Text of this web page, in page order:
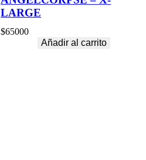
LARGE
$65000
Añadir al carrito